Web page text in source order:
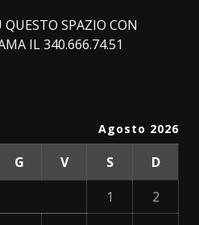
SPAZIO CON
IL 340.666.74.51
Agosto 2026
G V S
D
1
2